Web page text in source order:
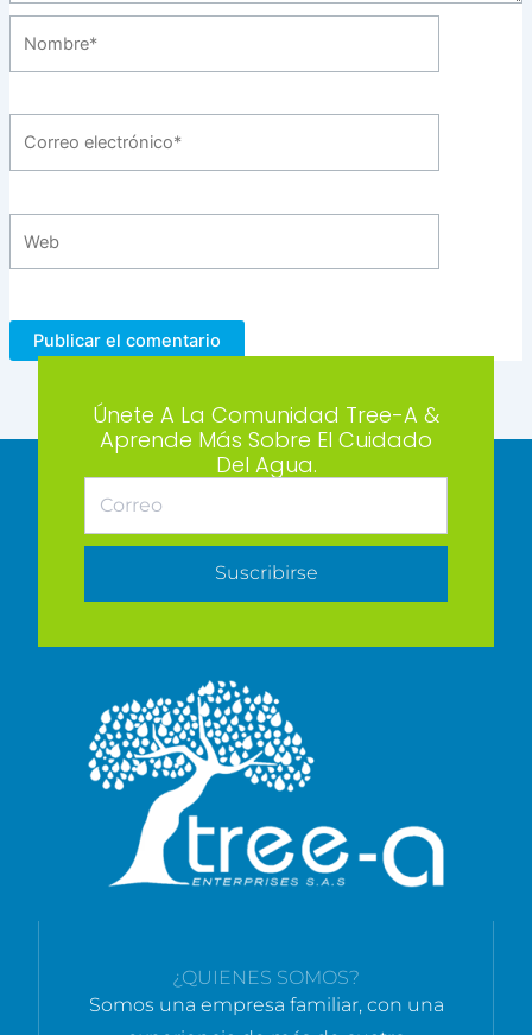
electrónico*
Únete A La Comunidad Tree-A &
Aprende Más Sobre El Cuidado
Del Agua.
Suscribirse
¿QUIENES SOMOS?
Somos una empresa familiar, con una